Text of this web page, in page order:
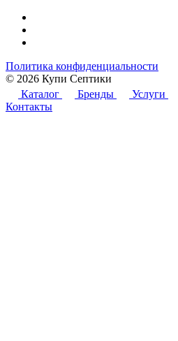
Политика конфиденциальности
© 2026 Купи Септики
Каталог
Бренды Услуги
Контакты